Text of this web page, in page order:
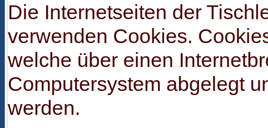
Die Internetseiten der
verwenden Cookies.
welche über einen
Computersystem abgelegt
werden.